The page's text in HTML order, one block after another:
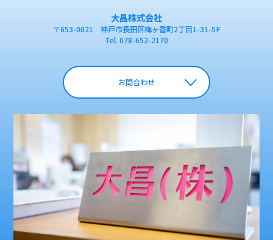
大昌株式会社
〒653-0021 神戸市長田区梅ヶ香町2丁目1-31-5F
Tel. 078-652-2170
お問合わせ